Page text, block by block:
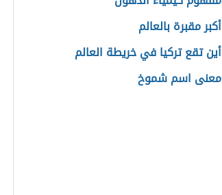
أكبر مقبرة بالعالم
أين تقع تركيا في خريطة العالم
معنى اسم شموخ